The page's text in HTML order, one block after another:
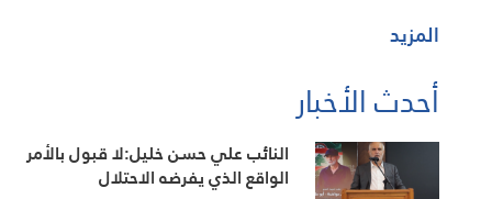
المزيد
أحدث الأخبار
النائب علي حسن خليل:لا قبول بالأمر
الواقع الذي يفرضه الاحتلال